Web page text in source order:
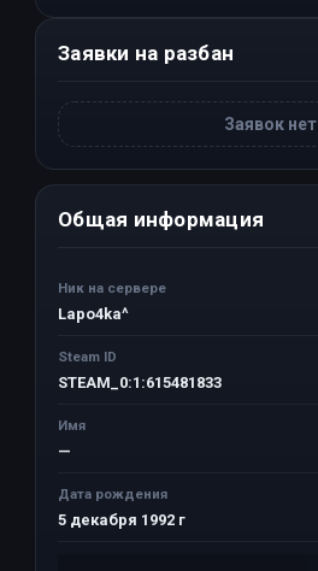
Заявки на разбан
Заявок нет
Общая информация
Ник на сервере
Lapo4ka^
Steam ID
STEAM_0:1:615481833
Имя
—
Дата рождения
5 декабря 1992 г